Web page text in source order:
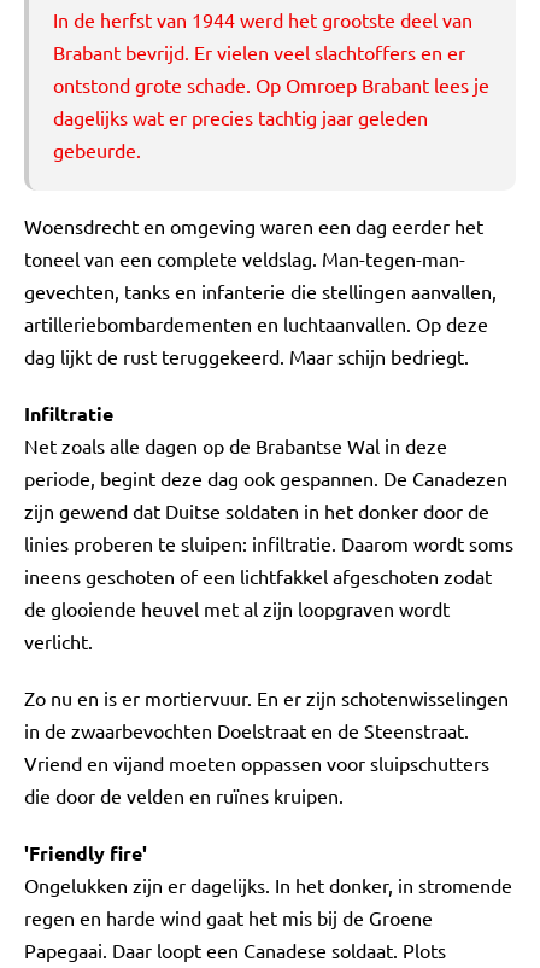
In de herfst van 1944 werd het grootste deel van
Brabant bevrijd. Er vielen veel slachtoffers en er
ontstond grote schade. Op Omroep Brabant lees je
dagelijks wat er precies tachtig jaar geleden
gebeurde.
Woensdrecht en omgeving waren een dag eerder het
toneel van een complete veldslag. Man-tegen-man-
gevechten, tanks en infanterie die stellingen aanvallen,
artilleriebombardementen en luchtaanvallen. Op deze
dag lijkt de rust teruggekeerd. Maar schijn bedriegt.
Infiltratie
Net zoals alle dagen op de Brabantse Wal in deze
periode, begint deze dag ook gespannen. De Canadezen
zijn gewend dat Duitse soldaten in het donker door de
linies proberen te sluipen: infiltratie. Daarom wordt soms
ineens geschoten of een lichtfakkel afgeschoten zodat
de glooiende heuvel met al zijn loopgraven wordt
verlicht.
Zo nu en is er mortiervuur. En er zijn schotenwisselingen
in de zwaarbevochten Doelstraat en de Steenstraat.
Vriend en vijand moeten oppassen voor sluipschutters
die door de velden en ruïnes kruipen.
'Friendly fire'
Ongelukken zijn er dagelijks. In het donker, in stromende
regen en harde wind gaat het mis bij de Groene
Papegaai. Daar loopt een Canadese soldaat. Plots